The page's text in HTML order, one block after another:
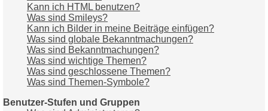
Kann ich HTML benutzen?
Was sind Smileys?
Kann ich Bilder in meine Beiträge einfügen?
Was sind globale Bekanntmachungen?
Was sind Bekanntmachungen?
Was sind wichtige Themen?
Was sind geschlossene Themen?
Was sind Themen-Symbole?
Benutzer-Stufen und Gruppen